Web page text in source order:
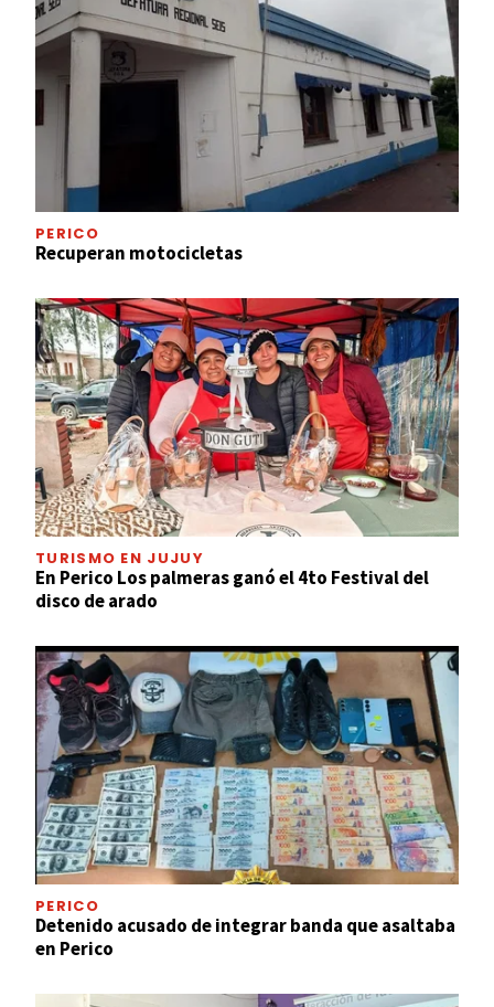
PERICO
Recuperan motocicletas
TURISMO EN JUJUY
En Perico Los palmeras ganó el 4to Festival del
disco de arado
PERICO
Detenido acusado de integrar banda que asaltaba
en Perico